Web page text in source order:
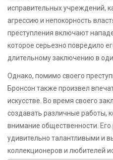
исправительных учреждений,
агрессию и непокорность
преступления включают
которое серьезно повредило
длительному заключению в
Однако, помимо своего
Бронсон также произвел
искусстве. Во время своего
создавать различные работы,
внимание общественности.
удивительно талантливыми и
коллекционеров и любителей